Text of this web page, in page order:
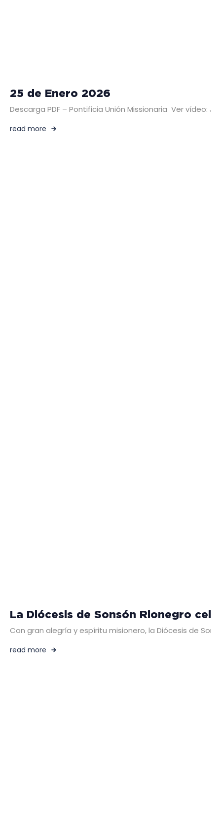
25 de Enero 2026
Descarga PDF – Pontificia Unión Missionaria Ver vídeo:
read more
La Diócesis de Sonsón Rionegro
Con gran alegría y espíritu misionero, la Diócesis de
read more